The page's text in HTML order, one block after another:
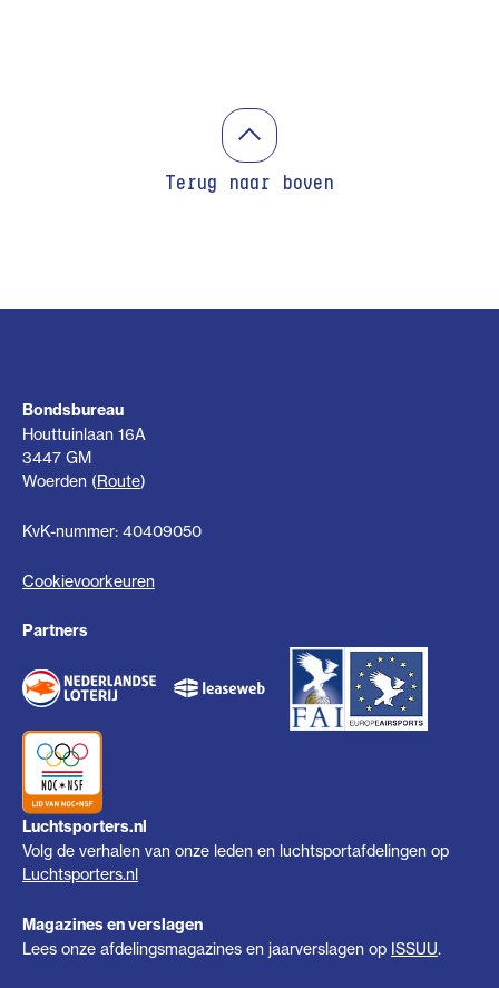
Terug naar boven
Bondsbureau
Houttuinlaan 16A
3447 GM
Woerden (Route)
KvK-nummer: 40409050
Cookievoorkeuren
Partners
Luchtsporters.nl
Volg de verhalen van onze leden en luchtsportafdelingen op
Luchtsporters.nl
Magazines en verslagen
Lees onze afdelingsmagazines en jaarverslagen op ISSUU.